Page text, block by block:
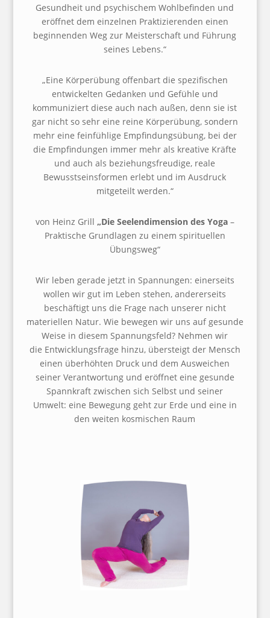
Gesundheit und psychischem Wohlbefinden und
eröffnet dem einzelnen Praktizierenden einen
beginnenden Weg zur Meisterschaft und Führung
seines Lebens.“
„Eine Körperübung offenbart die spezifischen
entwickelten Gedanken und Gefühle und
kommuniziertdiese auch nach außen, denn sie ist
gar nicht so sehr eine reine Körperübung, sondern
mehr eine feinfühlige Empfindungsübung, bei der
die Empfindungen immer mehr als kreative Kräfte
undauch als beziehungsfreudige, reale
Bewusstseinsformen erlebt und im Ausdruck
mitgeteilt werden.“
von Heinz Grill „Die Seelendimension des Yoga–
Praktische Grundlagen zu einem spirituellen
Übungsweg“
Wir leben gerade jetzt in Spannungen: einerseits
wollen wir gut im Leben stehen,andererseits
beschäftigt uns die Frage nach unserer nicht
materiellen Natur. Wie bewegen wir uns auf gesunde
Weise in diesem Spannungsfeld? Nehmen wir
die Entwicklungsfrage hinzu, übersteigt der Mensch
einen überhöhten Druck und dem Ausweichen
seiner Verantwortung und eröffnet eine gesunde
Spannkraft zwischen sich Selbst und seiner
Umwelt: eine Bewegung geht zur Erde und eine in
den weiten kosmischen Raum